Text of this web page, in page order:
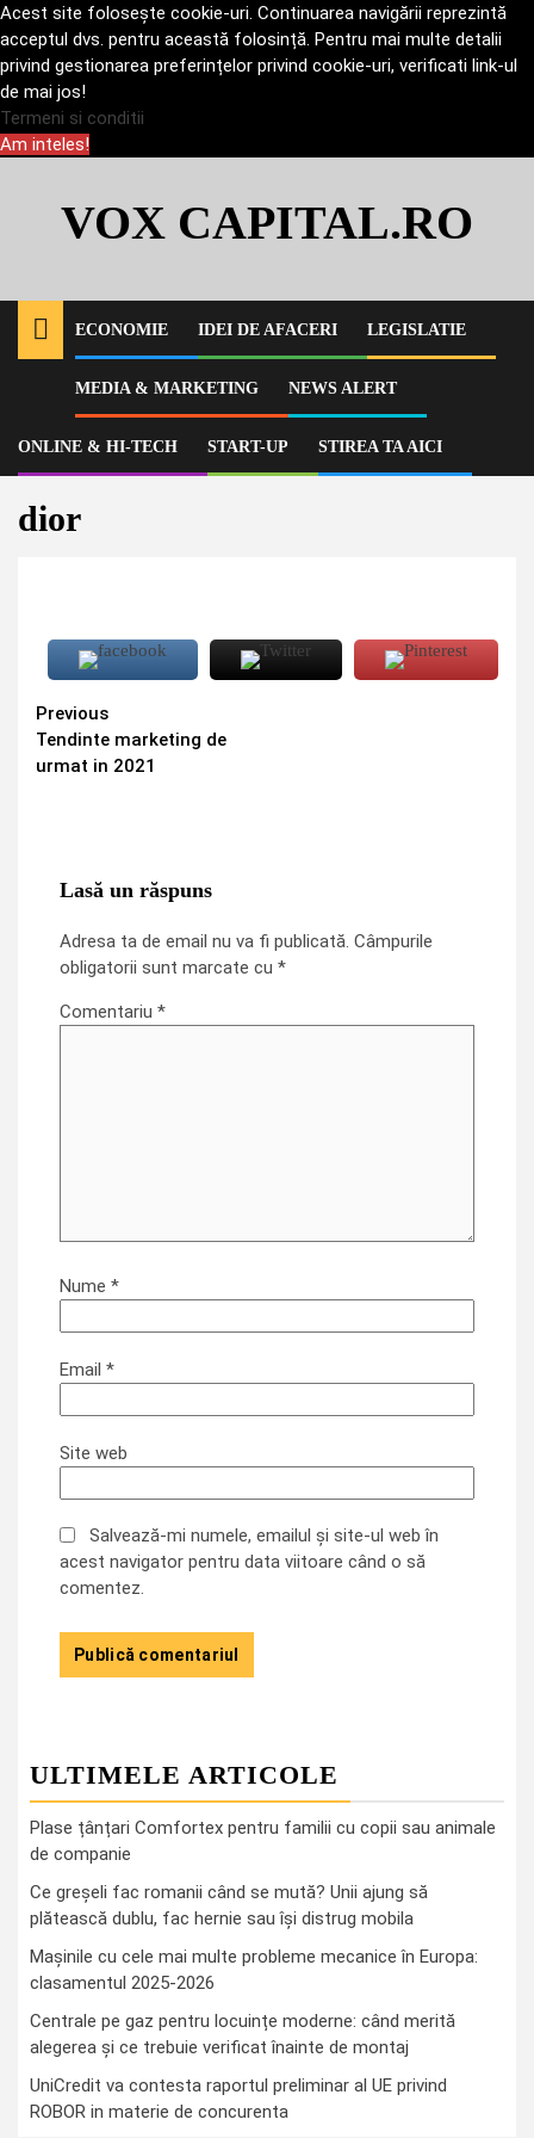
Acest site folosește cookie-uri. Continuarea navigării reprezintă
acceptul dvs. pentru această folosință. Pentru mai multe detalii
privind gestionarea preferințelor privind cookie-uri, verificati link-ul
de mai jos!
Termeni si conditii
Am inteles!
VOX CAPITAL.RO
ECONOMIE IDEI DE AFACERI LEGISLATIE
MEDIA & MARKETING NEWS ALERT
ONLINE & HI-TECH START-UP STIREA TA AICI
Home Media & Marketing
Tendinte marketing de urmat in 2021
dior
dior
Continue
Reading
Previous
Tendinte marketing de
urmat in 2021
Lasă un răspuns
Adresa ta de email nu va fi publicată. Câmpurile
obligatorii sunt marcate cu *
Comentariu *
Nume *
Email *
Site web
Salvează-mi numele, emailul și site-ul web în
acest navigator pentru data viitoare când o să
comentez.
ULTIMELE ARTICOLE
Plase țânțari Comfortex pentru familii cu copii sau animale
de companie
Ce greşeli fac romanii când se mută? Unii ajung să
plătească dublu, fac hernie sau îşi distrug mobila
Mașinile cu cele mai multe probleme mecanice în Europa:
clasamentul 2025-2026
Centrale pe gaz pentru locuințe moderne: când merită
alegerea și ce trebuie verificat înainte de montaj
UniCredit va contesta raportul preliminar al UE privind
ROBOR in materie de concurenta